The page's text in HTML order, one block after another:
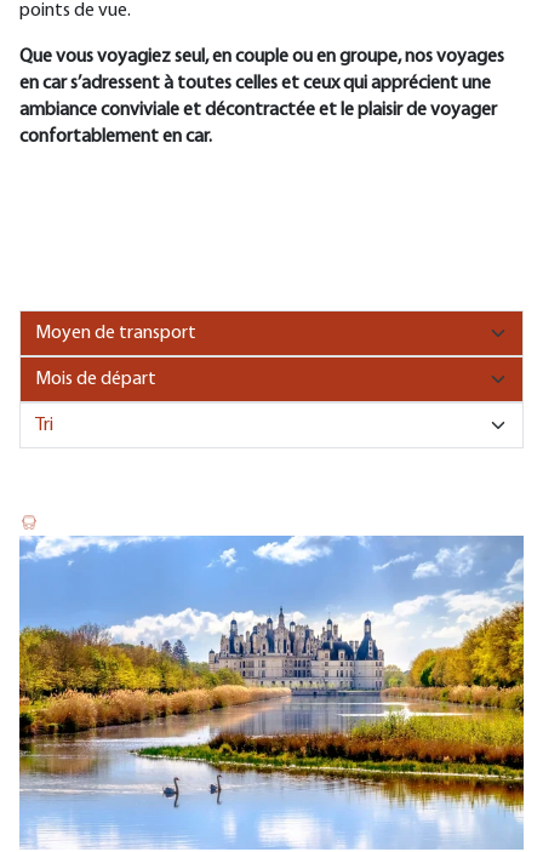
points de vue.
Que vous voyagiez seul, en couple ou en groupe, nos voyages
en car s’adressent à toutes celles et ceux qui apprécient une
ambiance conviviale et décontractée et le plaisir de voyager
confortablement en car.